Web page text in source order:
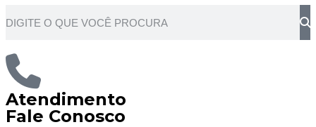
Atendimento
Fale Conosco